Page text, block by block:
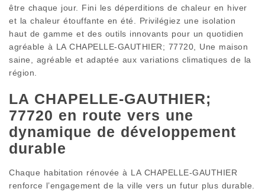
être chaque jour. Fini les déperditions de chaleur en hiver
et la chaleur étouffante en été. Privilégiez une isolation
haut de gamme et des outils innovants pour un quotidien
agréable à LA CHAPELLE-GAUTHIER; 77720, Une maison
saine, agréable et adaptée aux variations climatiques de la
région.
LA CHAPELLE-GAUTHIER;
77720 en route vers une
dynamique de développement
durable
Chaque habitation rénovée à LA CHAPELLE-GAUTHIER
renforce l’engagement de la ville vers un futur plus durable.